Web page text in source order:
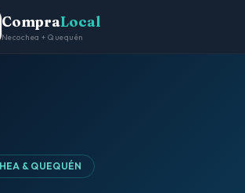
CompraLocal
Necochea + Quequén
& QUEQUÉN